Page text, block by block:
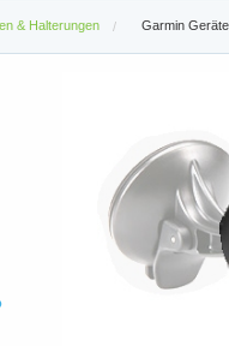
& Halterungen Garmin